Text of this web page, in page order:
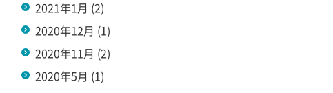
2021年1月 (2)
2020年12月 (1)
2020年11月 (2)
2020年5月 (1)